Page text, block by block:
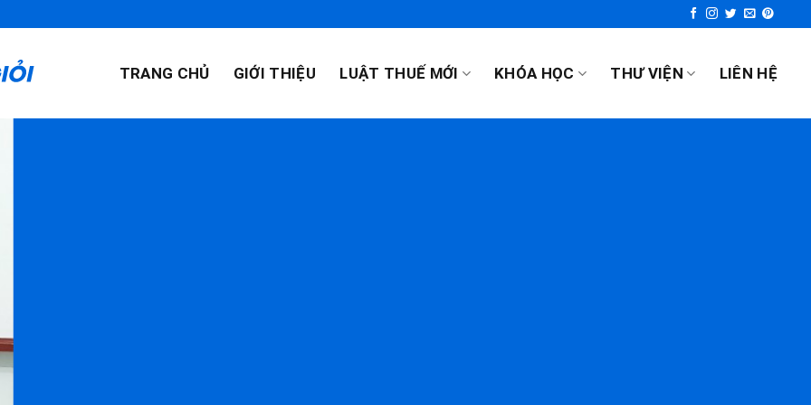
TRANG CHỦ GIỚI THIỆU LUẬT THUẾ MỚI KHÓA HỌC THƯ VIỆN LIÊN HỆ